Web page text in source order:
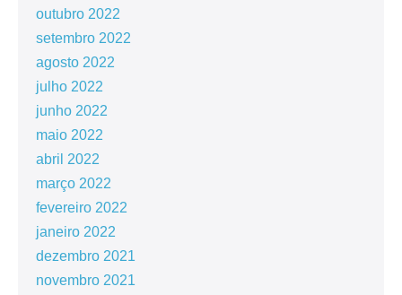
outubro 2022
setembro 2022
agosto 2022
julho 2022
junho 2022
maio 2022
abril 2022
março 2022
fevereiro 2022
janeiro 2022
dezembro 2021
novembro 2021